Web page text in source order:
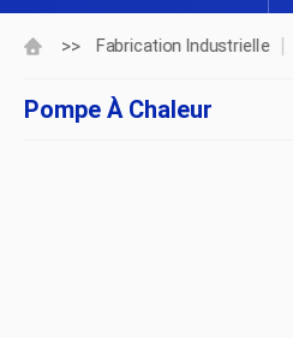
>> Fabrication Industrielle
Pompe À Chaleur